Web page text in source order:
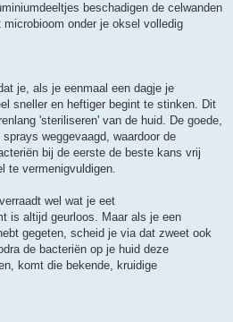
beschadigen de celwanden
onder je oksel volledig
je, als je eenmaal een dagje je
sneller en heftiger begint te stinken. Dit
'steriliseren' van de huid. De goede,
weggevaagd, waardoor de
bij de eerste de beste kans vrij
te vermenigvuldigen.
wel wat je eet
is altijd geurloos. Maar als je een
gegeten, scheid je via dat zweet ook
de bacteriën op je huid deze
komt die bekende, kruidige